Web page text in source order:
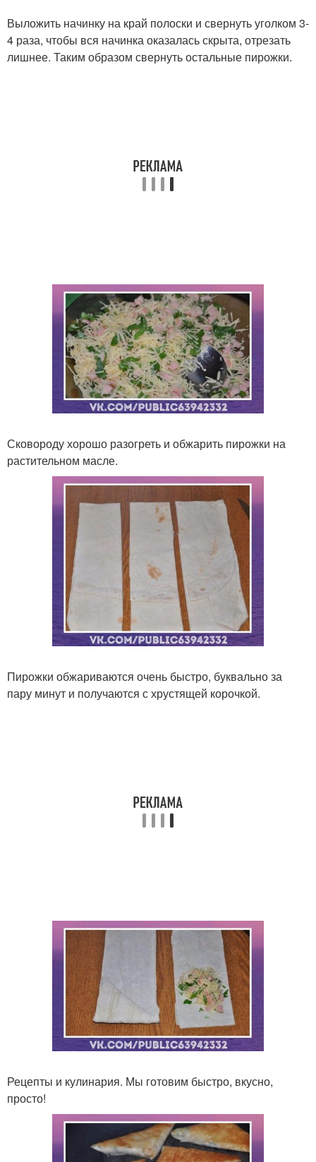
Выложить начинку на край полоски и свернуть уголком 3-
4 раза, чтобы вся начинка оказалась скрыта, отрезать
лишнее. Таким образом свернуть остальные пирожки.
Сковороду хорошо разогреть и обжарить пирожки на
растительном масле.
Пирожки обжариваются очень быстро, буквально за
пару минут и получаются с хрустящей корочкой.
Рецепты и кулинария. Мы готовим быстро, вкусно,
просто!